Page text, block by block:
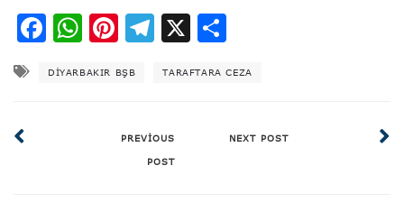
Facebook
WhatsApp
Pinterest
Telegram
X
DIYARBAKIR BŞB TARAFTARA CEZA
PREVIOUS
POST
NEXT POST